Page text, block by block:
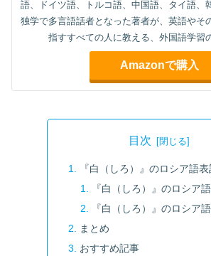
語、ドイツ語、トルコ語、中国語、タイ語、
独学で多言語話者となった著者が、英語やそ
指すすべての人に教える、外国語学習
Amazonで購入
目次
『白（しろ）』のロシア語
『白（しろ）』のロシア
『白（しろ）』のロシア
まとめ
おすすめ記事